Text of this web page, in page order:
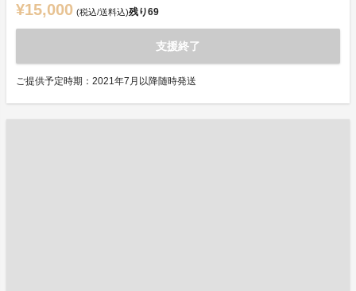
¥15,000 (税込/送料込)残り69
支援終了
ご提供予定時期：2021年7月以降随時発送